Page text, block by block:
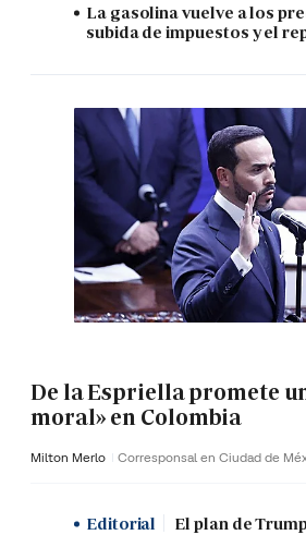
La gasolina vuelve a los
subida de impuestos y el
De la Espriella promete
moral» en Colombia
Milton Merlo Corresponsal en Ciudad de
Editorial El plan de